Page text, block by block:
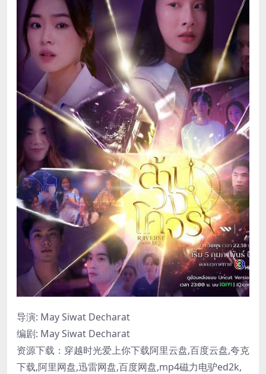
导演: May Siwat Decharat
编剧: May Siwat Decharat
资源下载：穿越时光爱上你下载阿里云盘,百度云盘,夸克
下载,阿里网盘,迅雷网盘,百度网盘,mp4磁力电驴ed2k,